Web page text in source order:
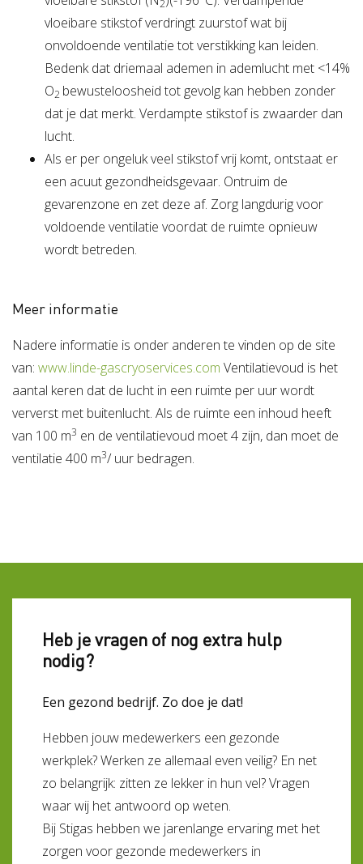
2
vloeibare stikstof verdringt zuurstof wat bij
onvoldoende ventilatie tot verstikking kan leiden.
Bedenk dat driemaal ademen in ademlucht met <14%
O2 bewusteloosheid tot gevolg kan hebben zonder
dat je dat merkt. Verdampte stikstof is zwaarder dan
lucht.
Als er per ongeluk veel stikstof vrij komt, ontstaat er
een acuut gezondheidsgevaar. Ontruim de
gevarenzone en zet deze af. Zorg langdurig voor
voldoende ventilatie voordat de ruimte opnieuw
wordt betreden.
Meer informatie
Nadere informatie is onder anderen te vinden op de site
van: www.linde-gascryoservices.com Ventilatievoud is het
aantal keren dat de lucht in een ruimte per uur wordt
ververst met buitenlucht. Als de ruimte een inhoud heeft
van 100 m3 en de ventilatievoud moet 4 zijn, dan moet de
ventilatie 400 m3/ uur bedragen.
Heb je vragen of nog extra hulp
nodig?
Een gezond bedrijf. Zo doe je dat!
Hebben jouw medewerkers een gezonde
werkplek? Werken ze allemaal even veilig? En net
zo belangrijk: zitten ze lekker in hun vel? Vragen
waar wij het antwoord op weten.
Bij Stigas hebben we jarenlange ervaring met het
zorgen voor gezonde medewerkers in